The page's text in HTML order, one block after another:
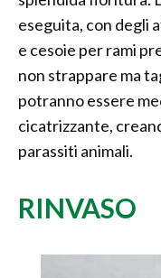
eseguita, con degli
e cesoie per rami
non strappare ma
potranno essere
cicatrizzante,
parassiti animali.
RINVASO